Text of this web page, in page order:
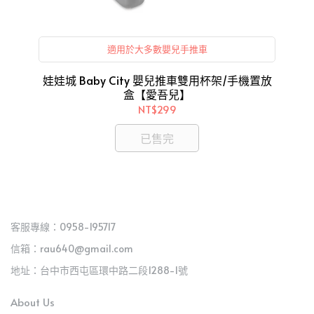
適用於大多數嬰兒手推車
娃娃城 Baby City 嬰兒推車雙用杯架/手機置放
盒【愛吾兒】
NT$299
已售完
客服專線：0958-195717
信箱：rau640@gmail.com
地址：台中市西屯區環中路二段1288-1號
About Us